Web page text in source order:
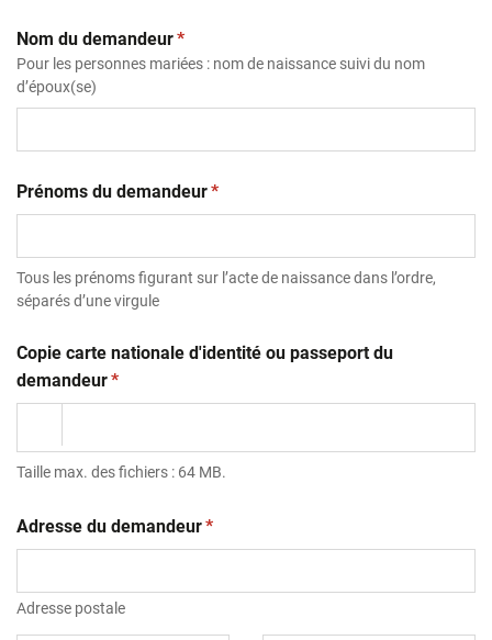
Nom du demandeur(obligatoire)
*
Pour les personnes mariées : nom de naissance suivi du nom
d’époux(se)
Prénoms du demandeur(obligatoire)
*
Tous les prénoms figurant sur l’acte de naissance dans l’ordre,
séparés d’une virgule
Copie carte nationale d'identité ou passeport du
demandeur(obligatoire)
*
Taille max. des fichiers : 64 MB.
Adresse du demandeur(obligatoire)
*
Adresse postale